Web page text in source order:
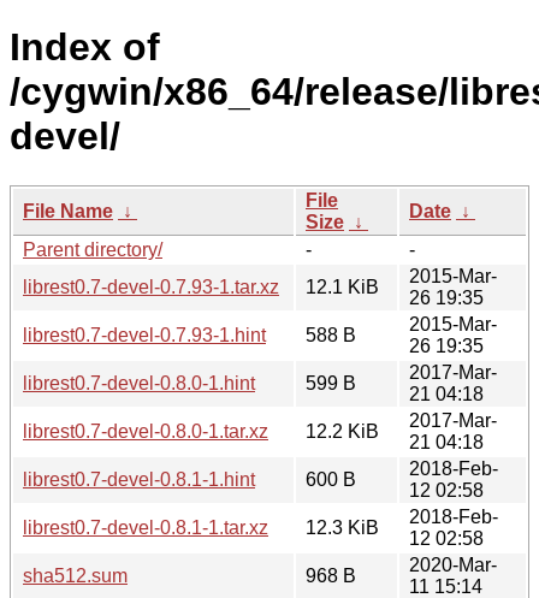
Index of
/cygwin/x86_64/release/
devel/
File Name ↓
File
Size ↓
Date ↓
Parent directory/
-
-
librest0.7-devel-0.7.93-1.tar.xz
12.1 KiB
2015-Mar-
26 19:35
librest0.7-devel-0.7.93-1.hint
588 B
2015-Mar-
26 19:35
librest0.7-devel-0.8.0-1.hint
599 B
2017-Mar-
21 04:18
librest0.7-devel-0.8.0-1.tar.xz
12.2 KiB
2017-Mar-
21 04:18
librest0.7-devel-0.8.1-1.hint
600 B
2018-Feb-
12 02:58
librest0.7-devel-0.8.1-1.tar.xz
12.3 KiB
2018-Feb-
12 02:58
sha512.sum
968 B
2020-Mar-
11 15:14